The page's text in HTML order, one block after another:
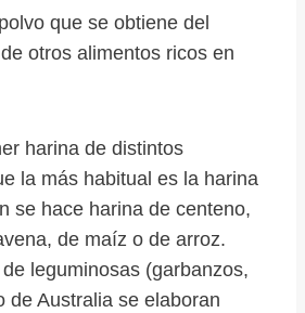
que se obtiene del
otros alimentos ricos en
harina de distintos
la más habitual es la harina
se hace harina de centeno,
de maíz o de arroz.
leguminosas (garbanzos,
de Australia se elaboran